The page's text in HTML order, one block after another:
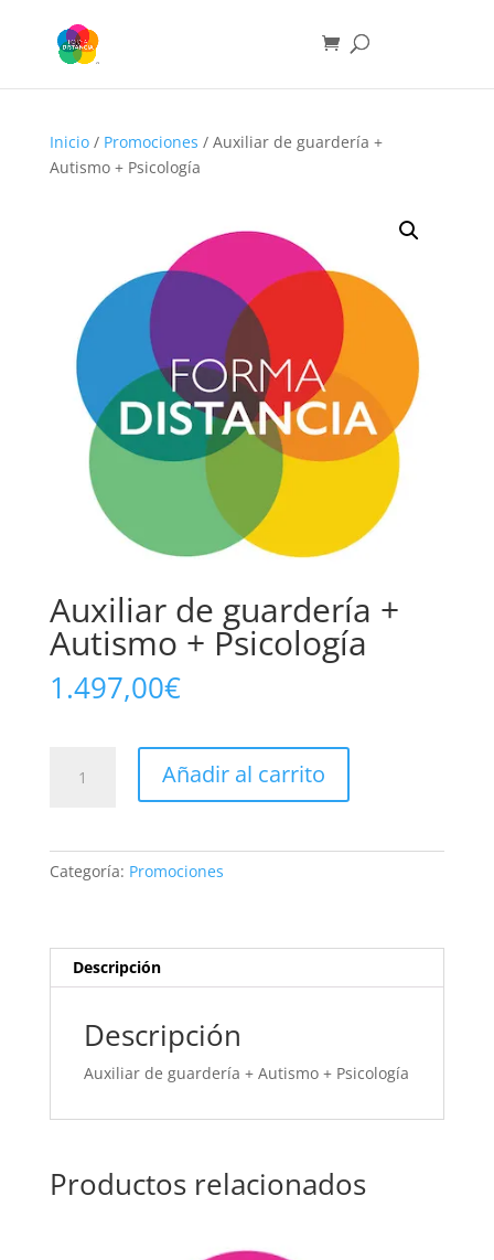
Inicio/ Promociones / Auxiliar de guardería +
Autismo + Psicología
Auxiliar de guardería +
Autismo + Psicología
1.497,00€
Añadir al carrito
Categoría: Promociones
Descripción
Descripción
Auxiliar de guardería + Autismo + Psicología
Productos relacionados